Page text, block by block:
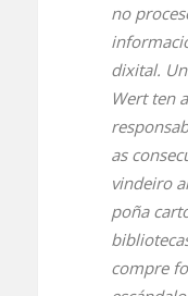
no
dixital.
Wert ten
as
vindeiro
poña
compre